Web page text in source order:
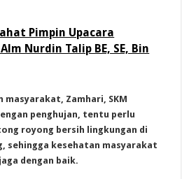
Pimpin Upacara
Nurdin Talip BE, SE, Bin
masyarakat, Zamhari, SKM
penghujan, tentu perlu
royong bersih lingkungan di
sehingga kesehatan masyarakat
dengan baik.